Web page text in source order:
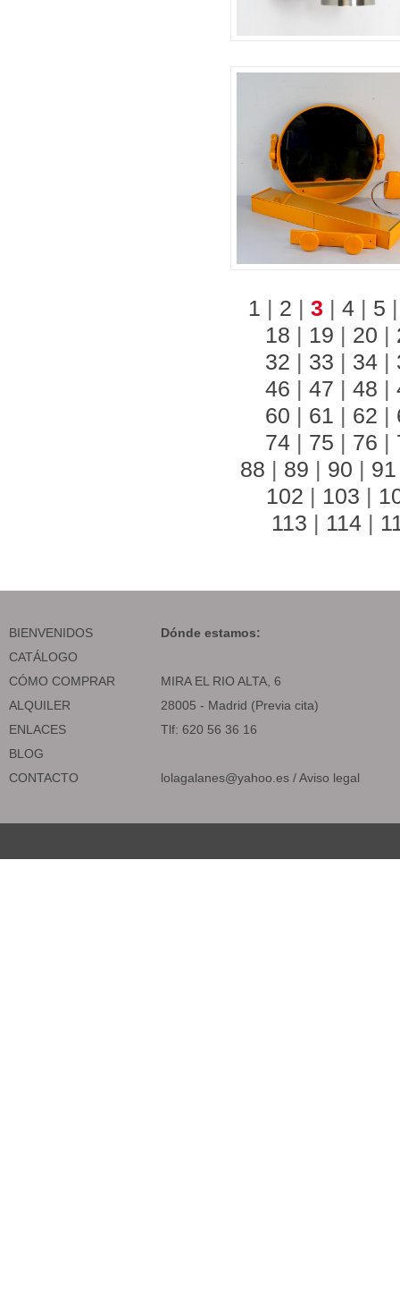
1 2 3 4 5
18
19 20
32
33 34
46
47 48
60
61 62
74
75 76
88
89 90 91
102
103
113
114
BIENVENIDOS
CATÁLOGO
CÓMO COMPRAR
ALQUILER
ENLACES
BLOG
CONTACTO
Dónde estamos:
MIRA EL RIO ALTA, 6
28005 - Madrid (Previa cita)
Tlf: 620 56 36 16
lolagalanes@yahoo.es /Aviso legal